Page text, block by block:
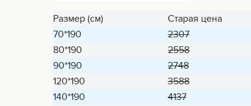
Размер (см) Старая цена
70*190
2307
80*190
2558
90*190
2748
120*190
3588
140*190
4137